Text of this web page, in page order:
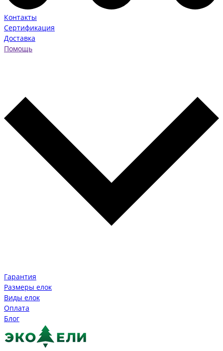
Контакты
Сертификация
Доставка
Помощь
Гарантия
Размеры елок
Виды елок
Оплата
Блог